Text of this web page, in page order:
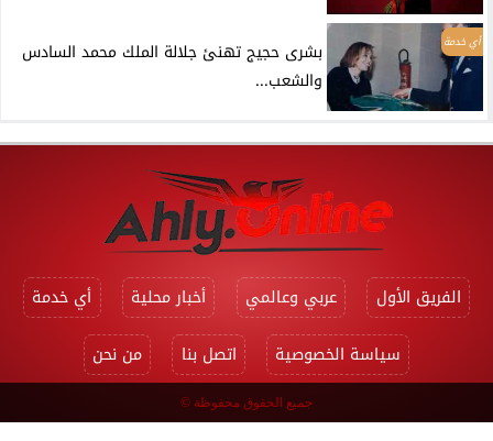
أي خدمة
بشرى حجيج تهنئ جلالة الملك محمد السادس
والشعب...
الفريق الأول عربي وعالمي أخبار محلية
أي خدمة
سياسة الخصوصية
اتصل بنا من نحن
جميع الحقوق محفوظة ©